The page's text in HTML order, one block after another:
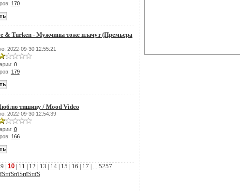
170
& Turken - Мужчины тоже плачут (Премьера
2022-09-30 12:55:21
0
179
тишину / Mood Video
2022-09-30 12:54:39
0
166
9 10 11 12 13 14 15 16 17 | ... 5257